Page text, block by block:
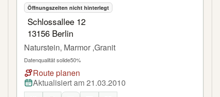
Öffnungszeiten nicht hinterlegt
Schlossallee 12
13156 Berlin
Naturstein, Marmor ,Granit
Datenqualität solide50%
Route planen
Aktualisiert am 21.03.2010